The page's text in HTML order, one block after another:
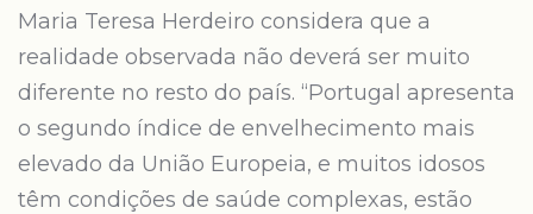
Maria Teresa Herdeiro considera que a
realidade observada não deverá ser muito
diferente no resto do país. “Portugal apresenta
o segundo índice de envelhecimento mais
elevado da União Europeia, e muitos idosos
têm condições de saúde complexas, estão